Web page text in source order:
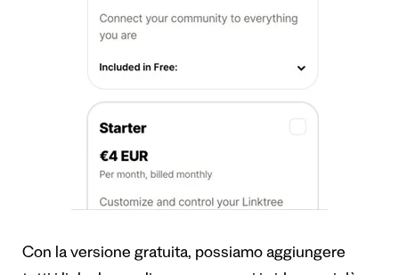
Con la versione gratuita, possiamo aggiungere